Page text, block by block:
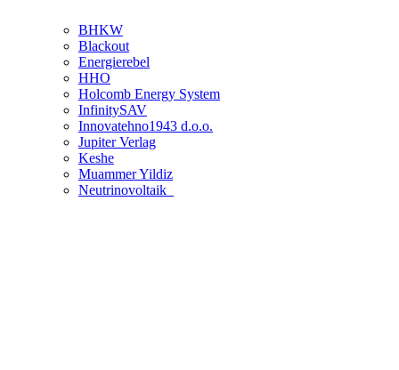
BHKW
Blackout
Energierebel
HHO
Holcomb Energy System
InfinitySAV
Innovatehno1943 d.o.o.
Jupiter Verlag
Keshe
Muammer Yildiz
Neutrinovoltaik